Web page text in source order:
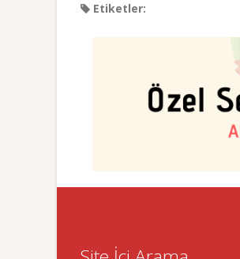
Etiketler: